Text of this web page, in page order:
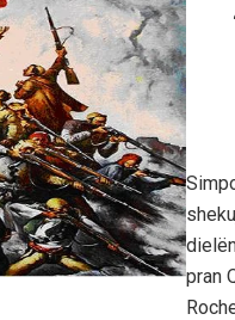
pran